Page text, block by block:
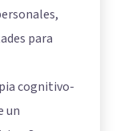
para
cognitivo-
un